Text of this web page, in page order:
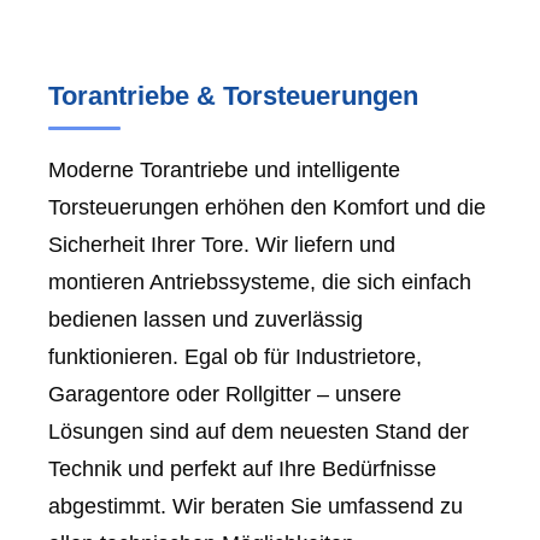
Torantriebe & Torsteuerungen
Moderne Torantriebe und intelligente
Torsteuerungen erhöhen den Komfort und die
Sicherheit Ihrer Tore. Wir liefern und
montieren Antriebssysteme, die sich einfach
bedienen lassen und zuverlässig
funktionieren. Egal ob für Industrietore,
Garagentore oder Rollgitter – unsere
Lösungen sind auf dem neuesten Stand der
Technik und perfekt auf Ihre Bedürfnisse
abgestimmt. Wir beraten Sie umfassend zu